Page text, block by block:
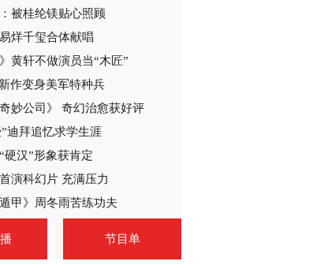
被桂纶镁贴心照顾
烊千玺合体献唱
》黄轩不做演员当“木匠”
作变身美军特种兵
奇妙公司》 奇幻治愈获好评
迪拜追忆求学生涯
硬汉”形象获肯定
演科幻片 充满压力
遁甲》周冬雨苦练功夫
节目单